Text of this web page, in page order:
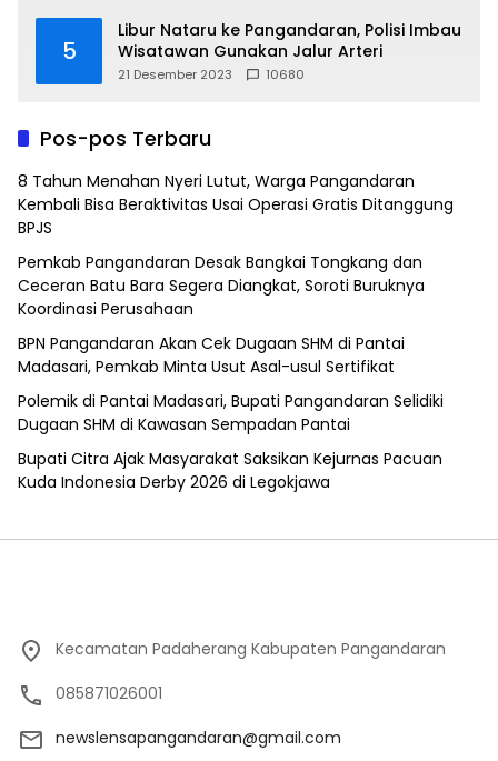
5
Libur Nataru ke Pangandaran, Polisi Imbau
Wisatawan Gunakan Jalur Arteri
21 Desember 2023 10680
Pos-pos Terbaru
8 Tahun Menahan Nyeri Lutut, Warga Pangandaran
Kembali Bisa Beraktivitas Usai Operasi Gratis Ditanggung
BPJS
Pemkab Pangandaran Desak Bangkai Tongkang dan
Ceceran Batu Bara Segera Diangkat, Soroti Buruknya
Koordinasi Perusahaan
BPN Pangandaran Akan Cek Dugaan SHM di Pantai
Madasari, Pemkab Minta Usut Asal-usul Sertifikat
Polemik di Pantai Madasari, Bupati Pangandaran Selidiki
Dugaan SHM di Kawasan Sempadan Pantai
Bupati Citra Ajak Masyarakat Saksikan Kejurnas Pacuan
Kuda Indonesia Derby 2026 di Legokjawa
Kecamatan Padaherang Kabupaten Pangandaran
085871026001
newslensapangandaran@gmail.com